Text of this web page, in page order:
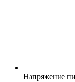
Напряжение